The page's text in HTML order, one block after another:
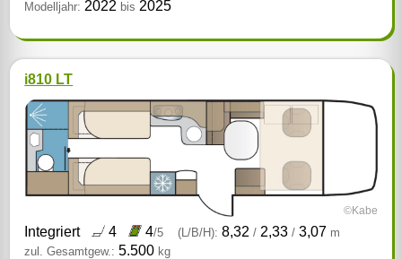
Modelljahr: 2022 bis 2025
i810 LT
©Kabe
Integriert 4 4/5 (L/B/H): 8,32/ 2,33/ 3,07 m
zul. Gesamtgew.: 5.500 kg